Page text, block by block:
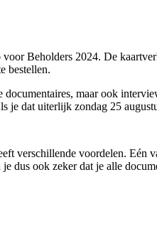
Beholders 2024. De
bestellen.
maar ook
je dat uiterlijk zondag 25
verschillende voordelen.
je dus ook zeker dat je alle